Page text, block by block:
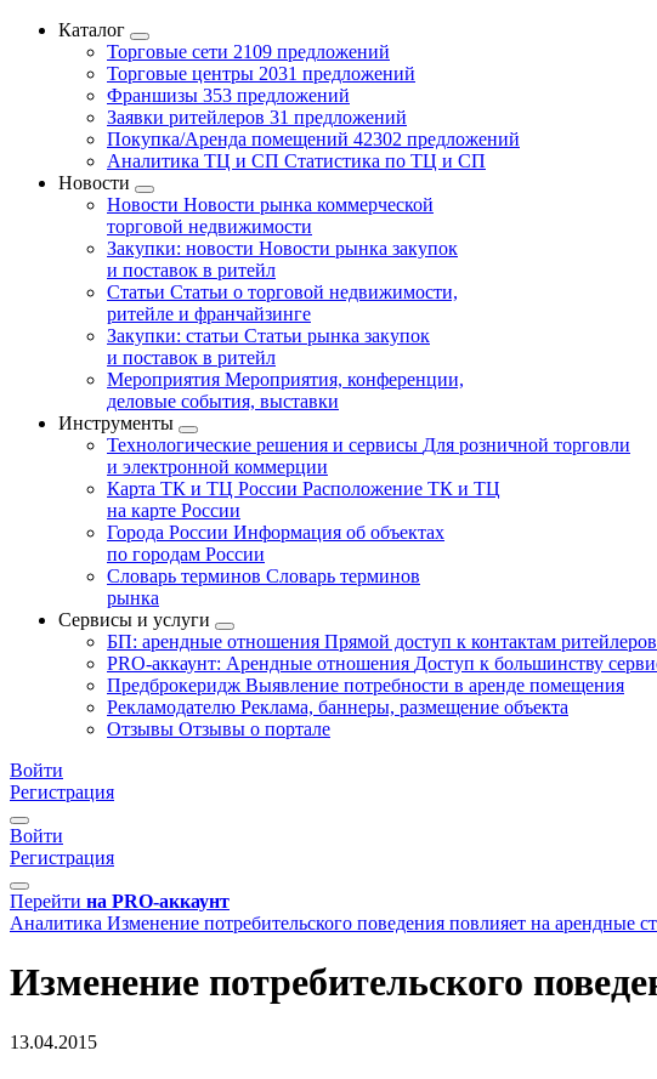
Каталог
Торговые сети 2109 предложений
Торговые центры 2031 предложений
Франшизы 353 предложений
Заявки ритейлеров 31 предложений
Покупка/Аренда помещений 42302 предложений
Аналитика ТЦ и СП Статистика по ТЦ и СП
Новости
Новости Новости рынка коммерческой
торговой недвижимости
Закупки: новости Новости рынка закупок
и поставок в ритейл
Статьи Статьи о торговой недвижимости,
ритейле и франчайзинге
Закупки: статьи Статьи рынка закупок
и поставок в ритейл
Мероприятия Мероприятия, конференции,
деловые события, выставки
Инструменты
Технологические решения и сервисы Для розничной торговли
и электронной коммерции
Карта ТК и ТЦ России Расположение ТК и ТЦ
на карте России
Города России Информация об объектах
по городам России
Словарь терминов Словарь терминов
рынка
Сервисы и услуги
БП: арендные отношения Прямой доступ к контактам
PRO-аккаунт: Арендные отношения Доступ к большинству
Предброкеридж Выявление потребности в аренде помещения
Рекламодателю Реклама, баннеры, размещение объекта
Отзывы Отзывы о портале
Войти
Регистрация
Войти
Регистрация
Перейти на PRO-аккаунт
Аналитика Изменение потребительского поведения повлияет на арендные
Изменение потребительского
13.04.2015